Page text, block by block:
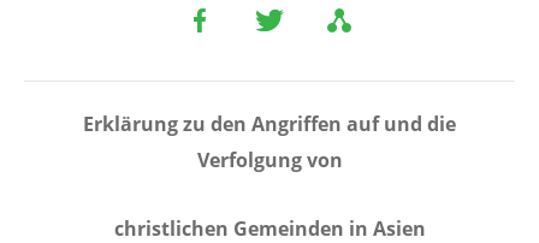
Erklärung zu den Angriffen auf und die
Verfolgung von
christlichen Gemeinden in Asien